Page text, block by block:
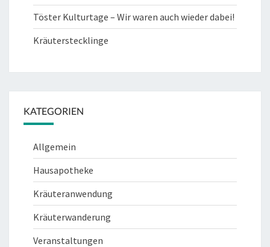
Töster Kulturtage – Wir waren auch wieder dabei!
Kräuterstecklinge
KATEGORIEN
Allgemein
Hausapotheke
Kräuteranwendung
Kräuterwanderung
Veranstaltungen